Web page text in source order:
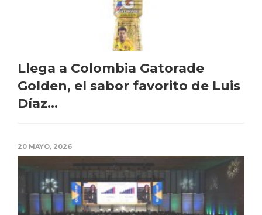
Llega a Colombia Gatorade
Golden, el sabor favorito de Luis
Díaz...
20 MAYO, 2026